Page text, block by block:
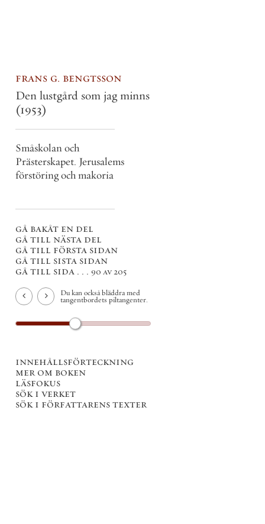
frans g. bengtsson
Den lustgård som jag minns
(1953)
Småskolan och
Prästerskapet. Jerusalems
förstöring och makoria
gå bakåt en del
gå till nästa del
gå till första sidan
gå till sista sidan
gå till sida . . . 90 av 205
Du kan också bläddra med
tangentbordets piltangenter.
innehållsförteckning
mer om boken
läsfokus
sök i verket
sök i författarens texter